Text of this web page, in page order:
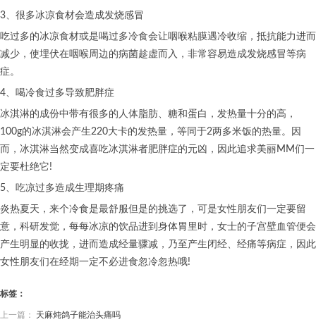
3、很多冰凉食材会造成发烧感冒
吃过多的冰凉食材或是喝过多冷食会让咽喉粘膜遇冷收缩，抵抗能力进而
减少，使埋伏在咽喉周边的病菌趁虚而入，非常容易造成发烧感冒等病
症。
4、喝冷食过多导致肥胖症
冰淇淋的成份中带有很多的人体脂肪、糖和蛋白，发热量十分的高，
100g的冰淇淋会产生220大卡的发热量，等同于2两多米饭的热量。因
而，冰淇淋当然变成喜吃冰淇淋者肥胖症的元凶，因此追求美丽MM们一
定要杜绝它!
5、吃凉过多造成生理期疼痛
炎热夏天，来个冷食是最舒服但是的挑选了，可是女性朋友们一定要留
意，科研发觉，每每冰凉的饮品进到身体胃里时，女士的子宫壁血管便会
产生明显的收拢，进而造成经量骤减，乃至产生闭经、经痛等病症，因此
女性朋友们在经期一定不必进食忽冷忽热哦!
标签：
上一篇： 天麻炖鸽子能治头痛吗